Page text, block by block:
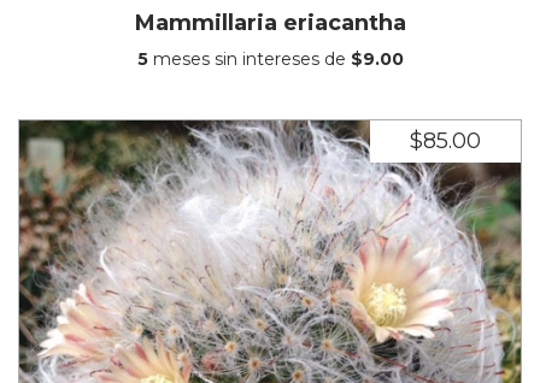
Mammillaria eriacantha
5meses sin intereses de $9.00
$85.00